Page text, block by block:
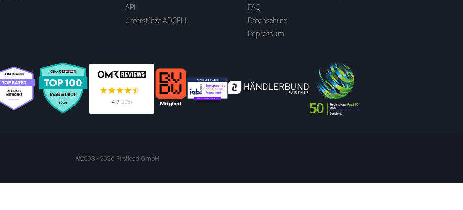
API
Unterstütze ADCELL
FAQ
Datenschutz
Impressum
©2003 - 2026 Firstlead GmbH